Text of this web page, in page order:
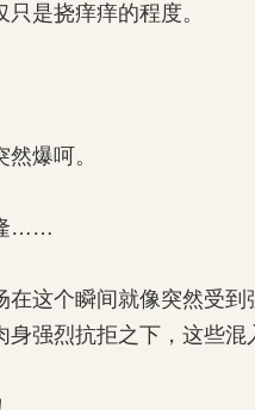
是挠痒痒的程度。
爆呵。
……
个瞬间就像突然受到
身强烈抗拒之下，这些